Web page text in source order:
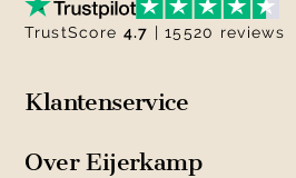
Klantenservice
Over Eijerkamp
TrustScore 4.7 | 15520 reviews